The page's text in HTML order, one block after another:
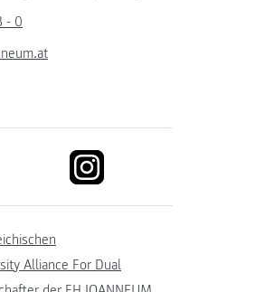
- 0
link to instagram
Alliance For Dual